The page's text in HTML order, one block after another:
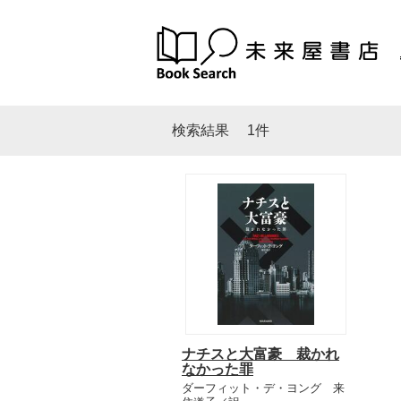
検索結果 1件
ナチスと大富豪 裁かれ
なかった罪
ダーフィット・デ・ヨング 来